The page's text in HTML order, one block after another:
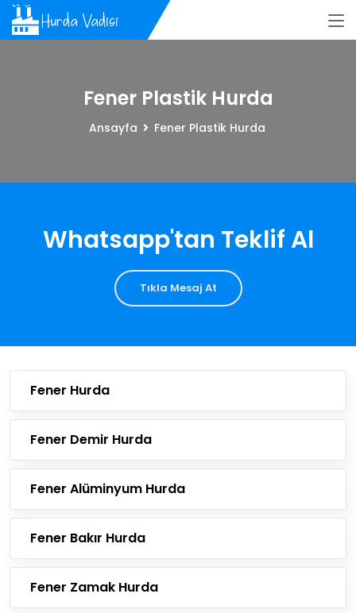
Fener Plastik Hurda
Ansayfa Fener Plastik Hurda
Whatsapp'tan Teklif Al
Tıkla Mesaj At
Fener Hurda
Fener Demir Hurda
Fener Alüminyum Hurda
Fener Bakır Hurda
Fener Zamak Hurda